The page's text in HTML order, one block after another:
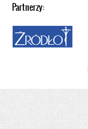
Partnerzy: